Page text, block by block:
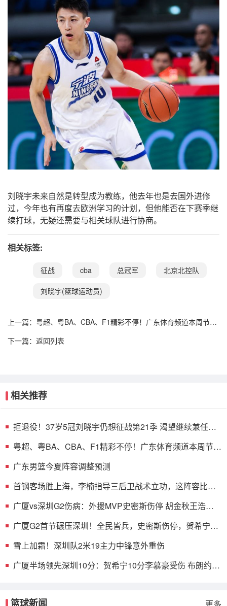
刘晓宇未来自然是转型成为教练，他去年也是去国外进修
过，今年也有再度去欧洲学习的计划，但他能否在下赛季继
续打球，无疑还需要与相关球队进行协商。
相关标签:
征战 cba 总冠军 北京北控队
刘晓宇(篮球运动员)
上一篇： 粤超、粤BA、CBA、F1精彩不停！广东体育频道本周节目
下一篇： 返回列表
相关推荐
拒退役！37岁5冠刘晓宇仍想征战第21季 渴望继续兼任球
粤超、粤BA、CBA、F1精彩不停！广东体育频道本周节目
广东男篮今夏阵容调整预测
首钢客场胜上海，李楠指导三后卫战术立功，这阵容比国
广厦vs深圳G2伤病：外援MVP史密斯伤停 胡金秋王浩然
广厦G2首节碾压深圳！全民皆兵，史密斯伤停，贺希宁
雪上加霜！深圳队2米19主力中锋意外重伤
广厦半场领先深圳10分：贺希宁10分李慕豪受伤 布朗约翰
篮球新闻